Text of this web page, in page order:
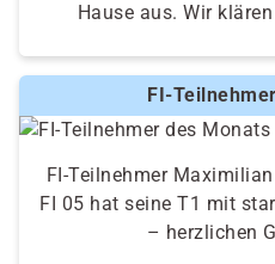
Hause aus. Wir
FI-
FI-Teilnehmer
FI 05 hat seine T1 mit
– herzlichen